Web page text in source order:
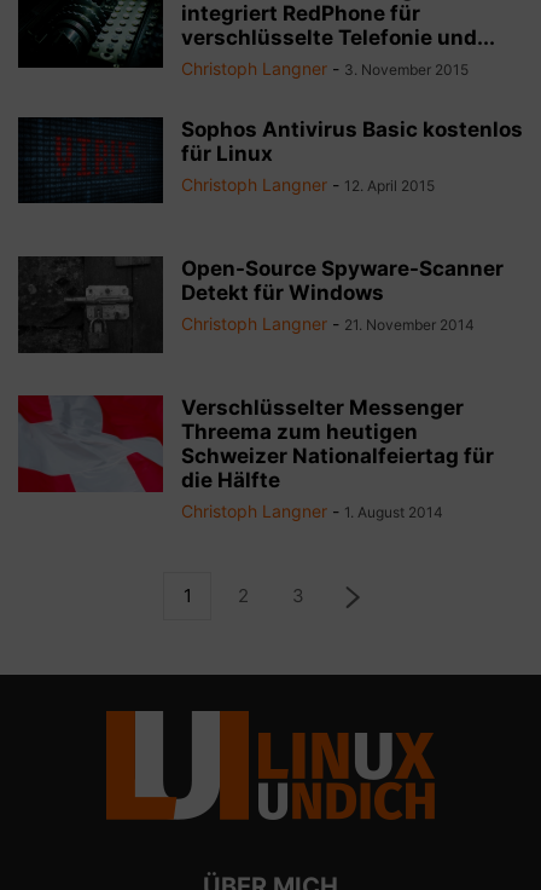
integriert RedPhone für
verschlüsselte Telefonie und...
Christoph Langner - 3. November 2015
Sophos Antivirus Basic kostenlos
für Linux
Christoph Langner - 12. April 2015
Open-Source Spyware-Scanner
Detekt für Windows
Christoph Langner - 21. November 2014
Verschlüsselter Messenger
Threema zum heutigen
Schweizer Nationalfeiertag für
die Hälfte
Christoph Langner - 1. August 2014
1 2 3